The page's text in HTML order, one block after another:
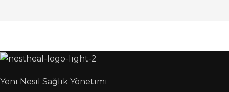
Yeni Nesil Sağlık Yönetimi